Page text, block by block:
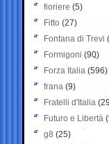
fioriere (5)
Fitto (27)
Fontana di Trevi
Formigoni (90)
Forza Italia (596)
frana (9)
Fratelli d'Italia
Futuro e Libertà
g8 (25)